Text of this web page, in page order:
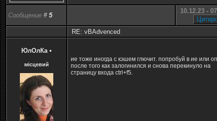
Сообщение # 5
10.12.23 -
RE: vBAdvenced
ЮлОлКа •
місцевий
ие тоже иногда с кэшем глючит. попробуй в ие или
после того как залогинился и снова перекинуло на
страницу входа ctrl+f5.